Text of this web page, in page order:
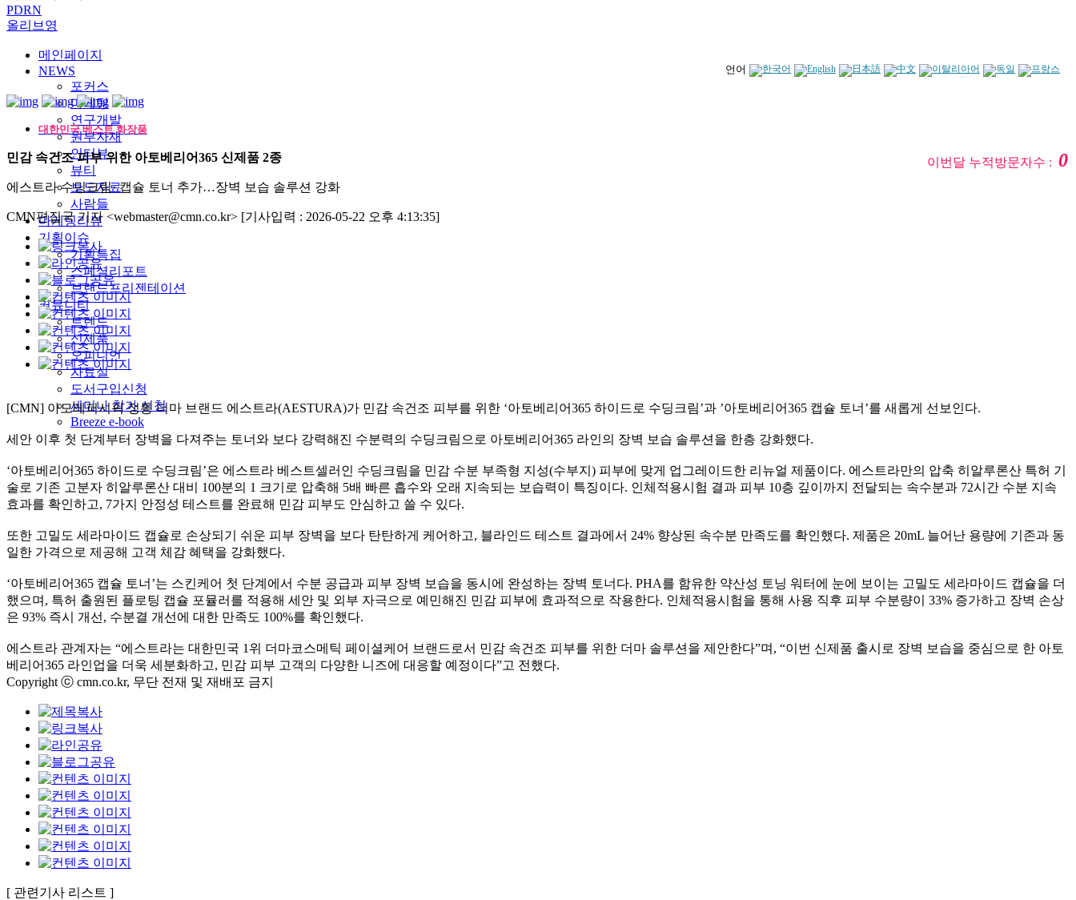
PDRN
올리브영
언어
메인페이지
NEWS
포커스
마케팅
연구개발
원부자재
인터뷰
뷰티
보도자료
사람들
마케팅리뷰
기획이슈
기획특집
스페셜리포트
브랜드프리젠테이션
커뮤니티
트렌드
신제품
오피니언
자료실
도서구입신청
세미나 참가 신청
Breeze e-book
대한민국 베스트 화장품
이번달 누적방문자수 :0
민감 속건조 피부 위한 아토베리어365 신제품 2종
에스트라 수딩크림· 캡슐 토너 추가…장벽 보습 솔루션 강화
CMN편집국 기자 <webmaster@cmn.co.kr> [기사입력 : 2026-05-22 오후 4:13:35]
[CMN] 아모레퍼시픽 정통 더마 브랜드 에스트라(AESTURA)가 민감 속건조 피부를 위한 ‘아토베리어365 하이드로 수딩크림’과 ’아토베리어365 캡슐 토너’를 새롭게 선보인다.
세안 이후 첫 단계부터 장벽을 다져주는 토너와 보다 강력해진 수분력의 수딩크림으로 아토베리어365 라인의 장벽 보습 솔루션을 한층 강화했다.
‘아토베리어365 하이드로 수딩크림’은 에스트라 베스트셀러인 수딩크림을 민감 수분 부족형 지성(수부지) 피부에 맞게 업그레이드한 리뉴얼 제품이다. 에스트라만의 압축 히알루론산 특허 기
술로 기존 고분자 히알루론산 대비 100분의 1 크기로 압축해 5배 빠른 흡수와 오래 지속되는 보습력이 특징이다. 인체적용시험 결과 피부 10층 깊이까지 전달되는 속수분과 72시간 수분 지속
효과를 확인하고, 7가지 안정성 테스트를 완료해 민감 피부도 안심하고 쓸 수 있다.
또한 고밀도 세라마이드 캡슐로 손상되기 쉬운 피부 장벽을 보다 탄탄하게 케어하고, 블라인드 테스트 결과에서 24% 향상된 속수분 만족도를 확인했다. 제품은 20mL 늘어난 용량에 기존과 동
일한 가격으로 제공해 고객 체감 혜택을 강화했다.
‘아토베리어365 캡슐 토너’는 스킨케어 첫 단계에서 수분 공급과 피부 장벽 보습을 동시에 완성하는 장벽 토너다. PHA를 함유한 약산성 토닝 워터에 눈에 보이는 고밀도 세라마이드 캡슐을 더
했으며, 특허 출원된 플로팅 캡슐 포뮬러를 적용해 세안 및 외부 자극으로 예민해진 민감 피부에 효과적으로 작용한다. 인체적용시험을 통해 사용 직후 피부 수분량이 33% 증가하고 장벽 손상
은 93% 즉시 개선, 수분결 개선에 대한 만족도 100%를 확인했다.
에스트라 관계자는 “에스트라는 대한민국 1위 더마코스메틱 페이셜케어 브랜드로서 민감 속건조 피부를 위한 더마 솔루션을 제안한다”며, “이번 신제품 출시로 장벽 보습을 중심으로 한 아토
베리어365 라인업을 더욱 세분화하고, 민감 피부 고객의 다양한 니즈에 대응할 예정이다”고 전했다.
Copyright ⓒ cmn.co.kr, 무단 전재 및 재배포 금지
[ 관련기사 리스트 ]